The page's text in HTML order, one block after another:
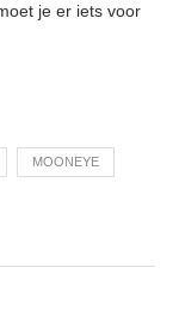
je er iets voor
MOONEYE